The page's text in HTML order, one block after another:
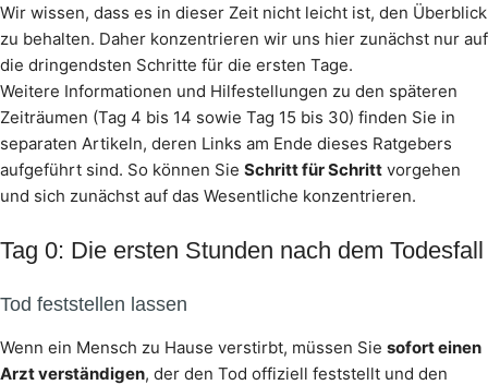
Wir wissen, dass es in dieser Zeit nicht leicht ist, den Überblick
zu behalten. Daher konzentrieren wir uns hier zunächst nur auf
die dringendsten Schritte für die ersten Tage.
Weitere Informationen und Hilfestellungen zu den späteren
Zeiträumen (Tag 4 bis 14 sowie Tag 15 bis 30) finden Sie in
separaten Artikeln, deren Links am Ende dieses Ratgebers
aufgeführt sind. So können Sie Schritt für Schritt vorgehen
und sich zunächst auf das Wesentliche konzentrieren.
Tag 0: Die ersten Stunden nach dem Todesfall
Tod feststellen lassen
Wenn ein Mensch zu Hause verstirbt, müssen Sie sofort einen
Arzt verständigen, der den Tod offiziell feststellt und den